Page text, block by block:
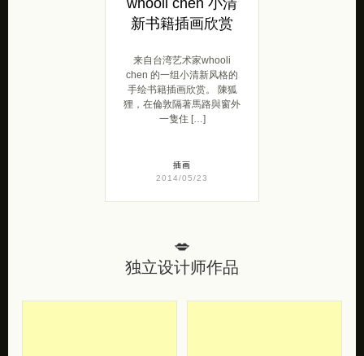
新书籍插画欣赏
来自台湾艺术家whooli
chen 的一组小清新风格的
手绘书籍插画欣赏。 陳狐
狸，在倫敦隔著馬路與窗外
一隻住 […]
插画
2014/05/23
💋
独立设计师作品